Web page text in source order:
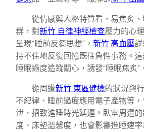
從情感與人格特質看，易焦炙
群，對新竹 自律神經檢查壓力的心
呈現“睡前反芻思想”， 新竹 高血壓
持不住地反復回憶既往負性事務。
睡眠過度追蹤關心，誘發“睡眠焦炙”
從周遭新竹 東區健檢的狀況與
不紀律、睡前過度應用電子產物等
泄，招致進睡時光延遲。臥室周遭
度、床墊溫馨度，也會影響進睡速